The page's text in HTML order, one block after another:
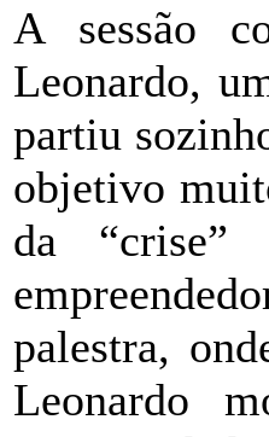
A sessão
Leonardo,
partiu
objetivo
da
palestra,
Leonardo